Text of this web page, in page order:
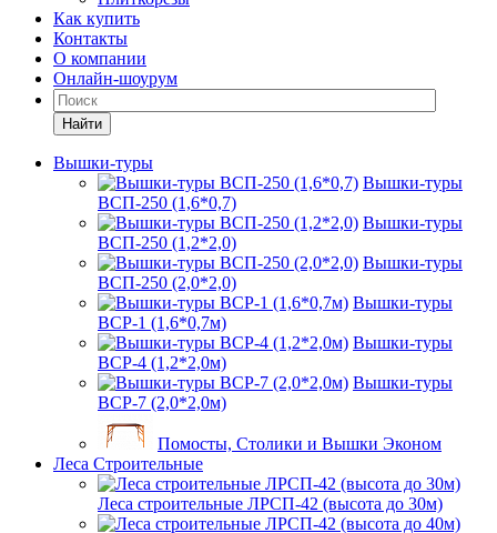
Как купить
Контакты
О компании
Онлайн-шоурум
Найти
Вышки-туры
Вышки-туры
ВСП-250 (1,6*0,7)
Вышки-туры
ВСП-250 (1,2*2,0)
Вышки-туры
ВСП-250 (2,0*2,0)
Вышки-туры
ВСР-1 (1,6*0,7м)
Вышки-туры
ВСР-4 (1,2*2,0м)
Вышки-туры
ВСР-7 (2,0*2,0м)
Помосты, Столики и Вышки Эконом
Леса Строительные
Леса строительные ЛРСП-42 (высота до 30м)